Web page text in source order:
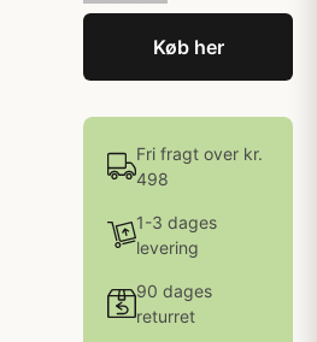
Køb her
Fri fragt over kr.
498
1-3 dages
levering
90 dages
returret